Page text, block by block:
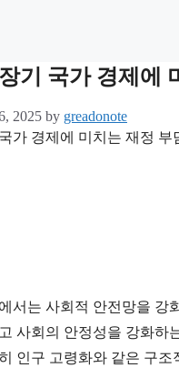
기 국가 경제에
2025 by greadonote
서는 사회적 안전망을
사회의 안정성을 강화
인구 고령화와 같은 구